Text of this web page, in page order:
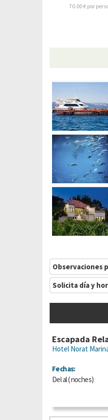
70.00 € por
Observaciones
Solicita día y
Escapada
Hotel Norat
Fechas:
Delal(noches)